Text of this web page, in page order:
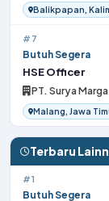
Balikpapan,
#7
Butuh Segera
HSE Officer
PT. Surya Marga
Malang, Jawa
Terbaru
#1
Butuh Segera